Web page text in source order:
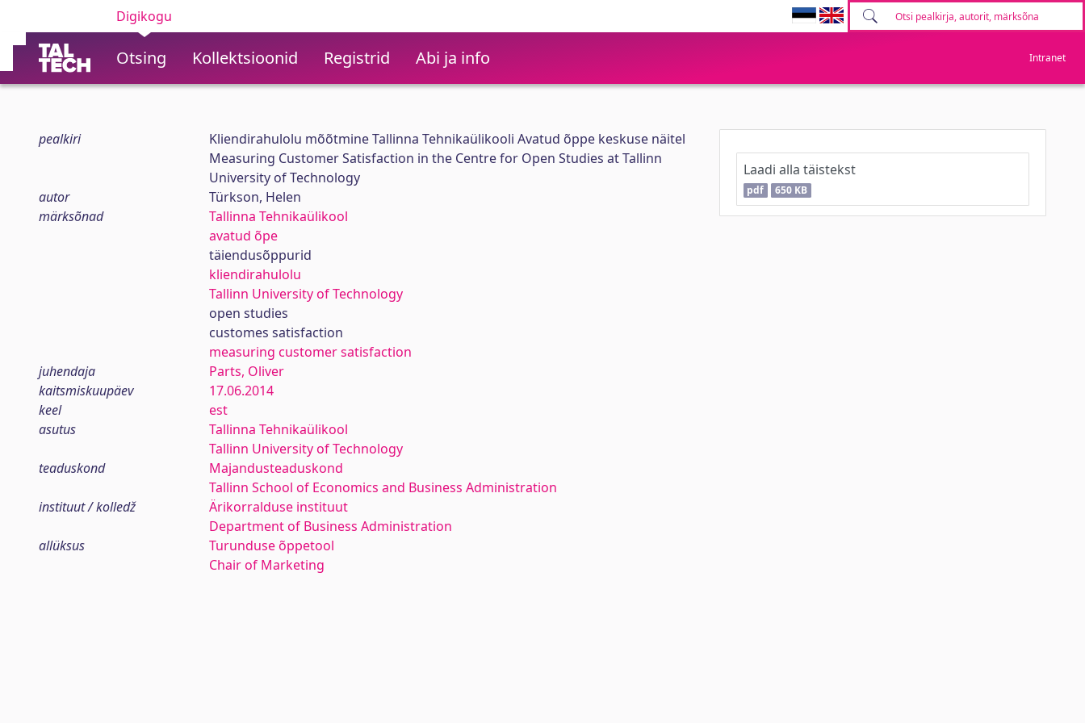
Digikogu
Otsing Kollektsioonid Registrid Abi ja info Intranet
pealkiri
Kliendirahulolu mõõtmine Tallinna Tehnikaülikooli Avatud õppe keskuse näitel
Measuring Customer Satisfaction in the Centre for Open Studies at Tallinn
University of Technology
autor
Türkson, Helen
märksõnad
Tallinna Tehnikaülikool
avatud õpe
täiendusõppurid
kliendirahulolu
Tallinn University of Technology
open studies
customes satisfaction
measuring customer satisfaction
juhendaja
Parts, Oliver
kaitsmiskuupäev
17.06.2014
keel
est
asutus
Tallinna Tehnikaülikool
Tallinn University of Technology
teaduskond
Majandusteaduskond
Tallinn School of Economics and Business Administration
instituut / kolledž
Ärikorralduse instituut
Department of Business Administration
allüksus
Turunduse õppetool
Chair of Marketing
Laadi alla täistekst
pdf 650 KB